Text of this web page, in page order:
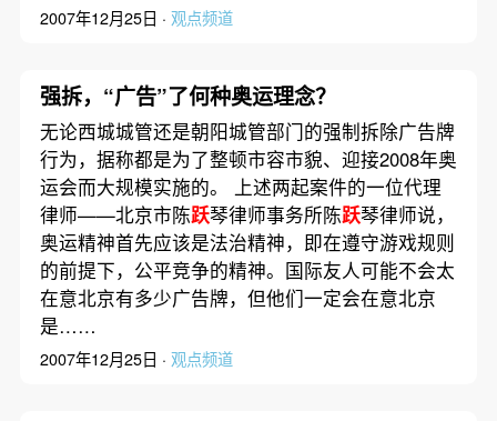
2007年12月25日 · 观点频道
强拆，“广告”了何种奥运理念？
无论西城城管还是朝阳城管部门的强制拆除广告牌
行为，据称都是为了整顿市容市貌、迎接2008年奥
运会而大规模实施的。 上述两起案件的一位代理
律师——北京市陈跃琴律师事务所陈跃琴律师说，
奥运精神首先应该是法治精神，即在遵守游戏规则
的前提下，公平竞争的精神。国际友人可能不会太
在意北京有多少广告牌，但他们一定会在意北京
是……
2007年12月25日 · 观点频道